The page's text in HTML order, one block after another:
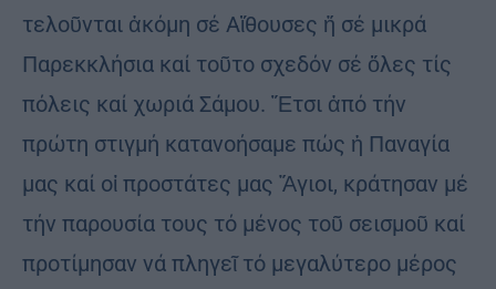
τελοῦνται ἀκόμη σέ Αἴθουσες ἤ σέ μικρά
Παρεκκλήσια καί τοῦτο σχεδόν σέ ὅλες τίς
πόλεις καί χωριά Σάμου. Ἔτσι ἀπό τήν
πρώτη στιγμή κατανοήσαμε πώς ἡ Παναγία
μας καί οἱ προστάτες μας Ἅγιοι, κράτησαν μέ
τήν παρουσία τους τό μένος τοῦ σεισμοῦ καί
προτίμησαν νά πληγεῖ τό μεγαλύτερο μέρος